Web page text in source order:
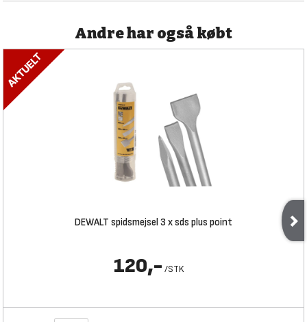
Andre har også købt
DEWALT spidsmejsel 3 x sds plus point
120,- /STK